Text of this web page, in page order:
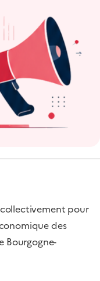
pour
des
Bourgogne-